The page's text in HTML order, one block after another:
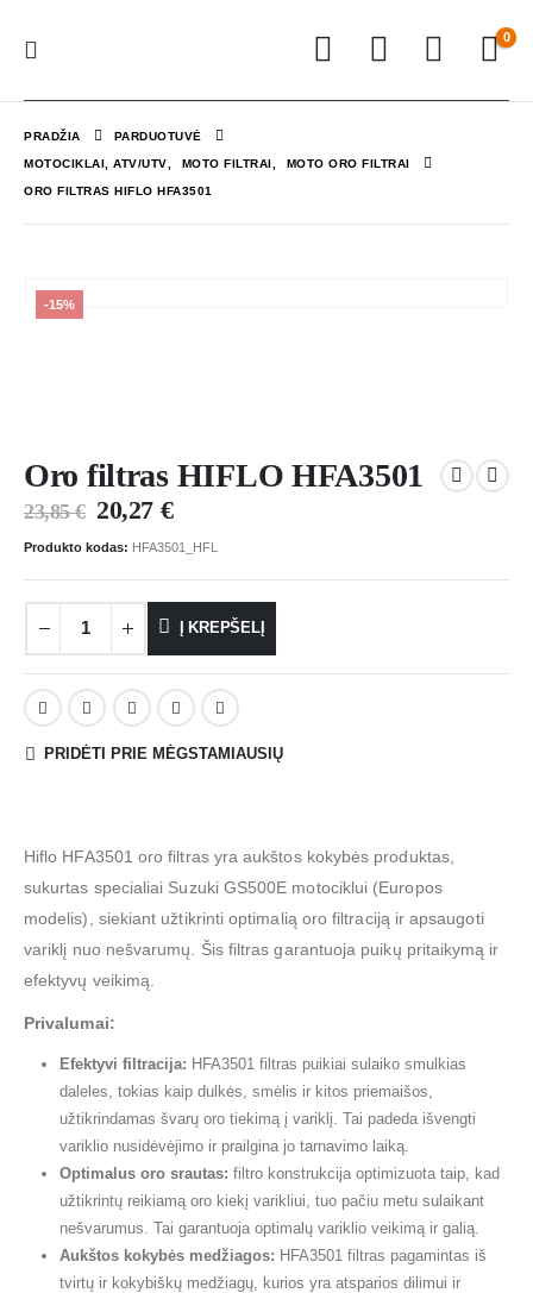
0
PRADŽIA PARDUOTUVĖ
MOTOCIKLAI, ATV/UTV MOTO FILTRAI MOTO ORO FILTRAI
ORO FILTRAS HIFLO HFA3501
-15%
Oro filtras HIFLO HFA3501
23,85€ 20,27 €
Produkto kodas: HFA3501_HFL
Į KREPŠELĮ
PRIDĖTI PRIE MĖGSTAMIAUSIŲ
Hiflo HFA3501 oro filtras yra aukštos kokybės produktas,
sukurtas specialiai Suzuki GS500E motociklui (Europos
modelis), siekiant užtikrinti optimalią oro filtraciją ir apsaugoti
variklį nuo nešvarumų. Šis filtras garantuoja puikų pritaikymą ir
efektyvų veikimą.
Privalumai:
Efektyvi filtracija: HFA3501 filtras puikiai sulaiko smulkias
daleles, tokias kaip dulkės, smėlis ir kitos priemaišos,
užtikrindamas švarų oro tiekimą į variklį. Tai padeda išvengti
variklio nusidėvėjimo ir prailgina jo tarnavimo laiką.
Optimalus oro srautas: filtro konstrukcija optimizuota taip, kad
užtikrintų reikiamą oro kiekį varikliui, tuo pačiu metu sulaikant
nešvarumus. Tai garantuoja optimalų variklio veikimą ir galią.
Aukštos kokybės medžiagos: HFA3501 filtras pagamintas iš
tvirtų ir kokybiškų medžiagų, kurios yra atsparios dilimui ir